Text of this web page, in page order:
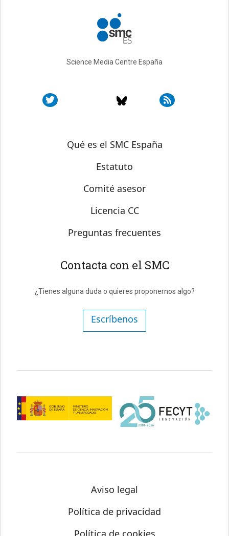
Science Media Centre España
Sobre SMC España
Qué es el SMC España
Estatuto
Comité asesor
Licencia CC
Preguntas frecuentes
Contacta con el SMC
¿Tienes alguna duda o quieres proponernos algo?
Escríbenos
Aviso legal
Política de privacidad
Política de cookies